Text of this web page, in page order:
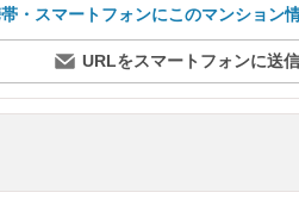
・スマートフォンにこのマンション
URLをスマートフォンに送信